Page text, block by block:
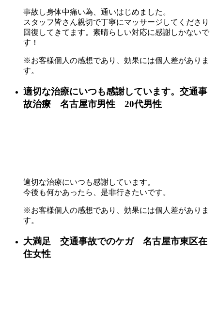
事故し身体中痛い為、通いはじめました。
スタッフ皆さん親切で丁寧にマッサージしてくださり
回復してきてます。素晴らしい対応に感謝しかないで
す！
※お客様個人の感想であり、効果には個人差がありま
す。
適切な治療にいつも感謝しています。交通事
故治療 名古屋市男性 20代男性
適切な治療にいつも感謝しています。
今後も何かあったら、是非行きたいです。
※お客様個人の感想であり、効果には個人差がありま
す。
大満足 交通事故でのケガ 名古屋市東区在
住女性